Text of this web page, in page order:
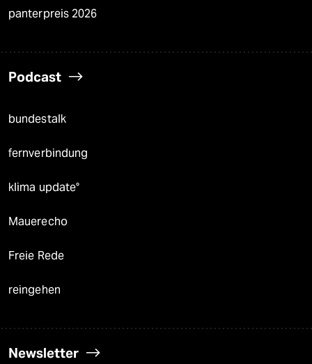
panterpreis 2026
Podcast
bundestalk
fernverbindung
klima update°
Mauerecho
Freie Rede
reingehen
Newsletter